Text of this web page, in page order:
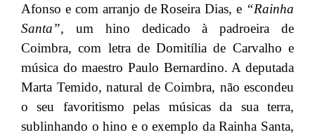
Afonso e com arranjo de Roseira Dias, e “Rainha
Santa”, um hino dedicado à padroeira de
Coimbra, com letra de Domitília de Carvalho e
música do maestro Paulo Bernardino. A deputada
Marta Temido, natural de Coimbra, não escondeu
o seu favoritismo pelas músicas da sua terra,
sublinhando o hino e o exemplo da Rainha Santa,